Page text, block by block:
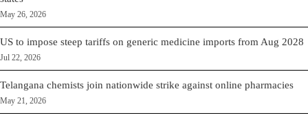
May 26, 2026
US to impose steep tariffs on generic medicine imports from Aug 2028
Jul 22, 2026
Telangana chemists join nationwide strike against online pharmacies
May 21, 2026